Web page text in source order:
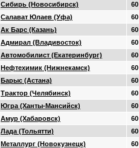
Сибирь (Новосибирск)
60
Салават Юлаев (Уфа)
60
Ак Барс (Казань)
60
Адмирал (Владивосток)
60
Автомобилист (Екатеринбург)
60
Нефтехимик (Нижнекамск)
60
Барыс (Астана)
60
Трактор (Челябинск)
60
Югра (Ханты-Мансийск)
60
Амур (Хабаровск)
60
Лада (Тольятти)
60
Металлург (Новокузнецк) 60